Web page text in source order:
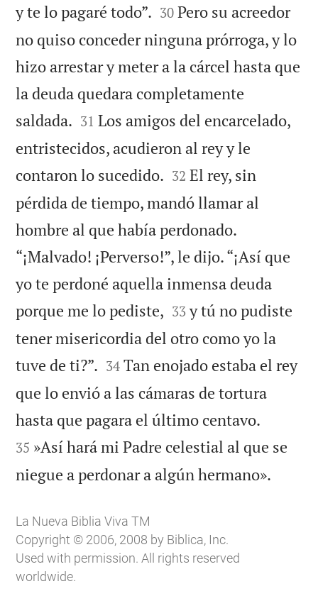
y te lo pagaré todo”. 

30 Pero su acreedor
no quiso conceder ninguna prórroga, y lo
hizo arrestar y meter a la cárcel hasta que
la deuda quedara completamente
saldada. 

31 Los amigos del encarcelado,
entristecidos, acudieron al rey y le
contaron lo sucedido. 

32 El rey, sin
pérdida de tiempo, mandó llamar al
hombre al que había perdonado.
“¡Malvado! ¡Perverso!”, le dijo. “¡Así que
yo te perdoné aquella inmensa deuda
porque me lo pediste, 

33 y tú no pudiste
tener misericordia del otro como yo la
tuve de ti?”. 

34 Tan enojado estaba el rey
que lo envió a las cámaras de tortura
hasta que pagara el último centavo.
35 »Así hará mi Padre celestial al que se
niegue a perdonar a algún hermano».
La Nueva Biblia Viva TM
Copyright © 2006, 2008 by Biblica, Inc.
Used with permission. All rights reserved
worldwide.